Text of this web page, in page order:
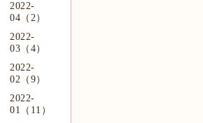
2022-
04（2）
2022-
03（4）
2022-
02（9）
2022-
01（11）